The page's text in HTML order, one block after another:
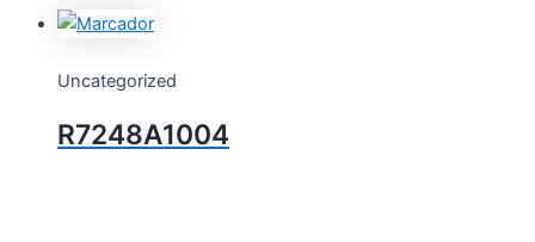
Uncategorized
R7248A1004